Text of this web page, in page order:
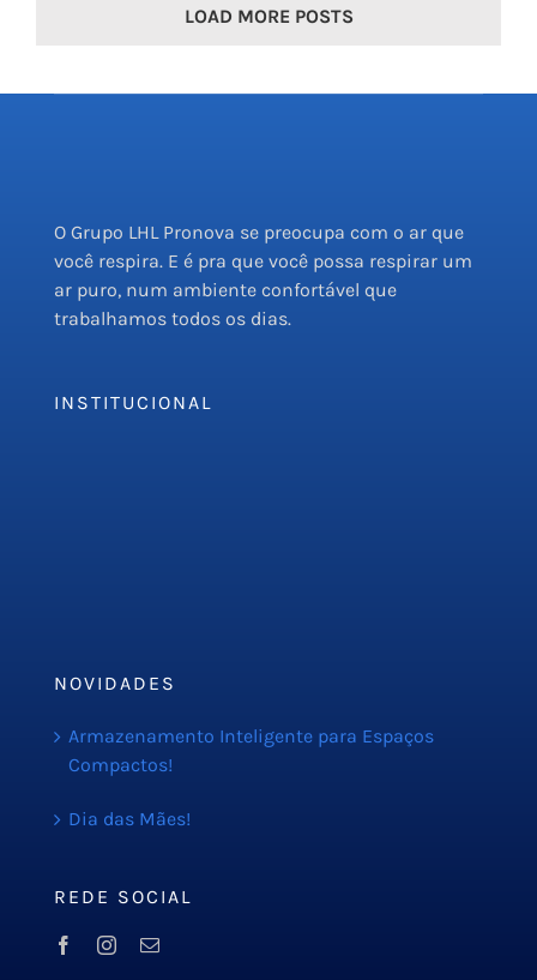
LOAD MORE POSTS
O Grupo LHL Pronova se preocupa com o ar que
você respira. E é pra que você possa respirar um
ar puro, num ambiente confortável que
trabalhamos todos os dias.
INSTITUCIONAL
NOVIDADES
Armazenamento Inteligente para Espaços
Compactos!
Dia das Mães!
REDE SOCIAL